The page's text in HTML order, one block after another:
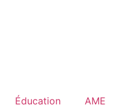
Éducation
AME